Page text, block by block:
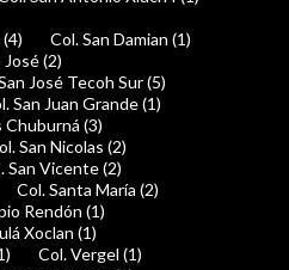
Col. San Damian (1)
José (2)
José Tecoh Sur (5)
San Juan Grande (1)
Chuburná (3)
San Nicolas (2)
San Vicente (2)
Col. Santa María (2)
Rendón (1)
Xoclan (1)
Col. Vergel (1)